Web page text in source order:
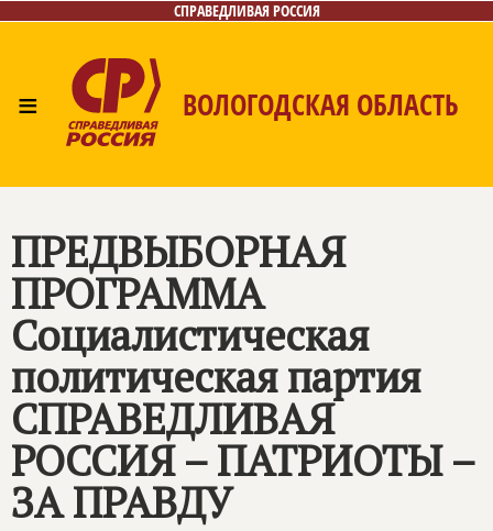
СПРАВЕДЛИВАЯ РОССИЯ
≡ ВОЛОГОДСКАЯ ОБЛАСТЬ
Контакты
ПРЕДВЫБОРНАЯ
ПРОГРАММА
Социалистическая
политическая партия
СПРАВЕДЛИВАЯ
РОССИЯ – ПАТРИОТЫ –
ЗА ПРАВДУ